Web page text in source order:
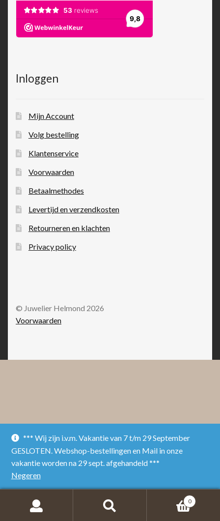
*** Wij zijn i.v.m. Vakantie van 7 t/m 29 September
GESLOTEN. Webshop-bestellingen en Mail in onze
vakantie worden na 29 sept. afgehandeld ***
Negeren
Inloggen
Mijn Account
Volg bestelling
Klantenservice
Voorwaarden
Betaalmethodes
Levertijd en verzendkosten
Retourneren en klachten
Privacy policy
© Juwelier Helmond 2026
Voorwaarden
0